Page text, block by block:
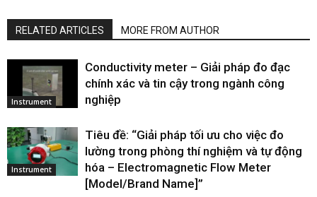
RELATED ARTICLES MORE FROM AUTHOR
Instrument
Conductivity meter – Giải pháp đo đạc
chính xác và tin cậy trong ngành công
nghiệp
Instrument
Tiêu đề: “Giải pháp tối ưu cho việc đo
lường trong phòng thí nghiệm và tự động
hóa – Electromagnetic Flow Meter
[Model/Brand Name]”